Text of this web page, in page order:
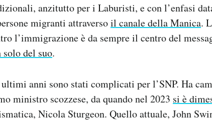
anzitutto per i Laburisti, e con l’enfasi
migranti attraversoil canale della Manica.
l’immigrazione è da sempre il centro del
solo del suo.
anni sono stati complicati per l’SNP. Ha
ministro scozzese, da quando nel 2023 si è
Nicola Sturgeon. Quello attuale, John